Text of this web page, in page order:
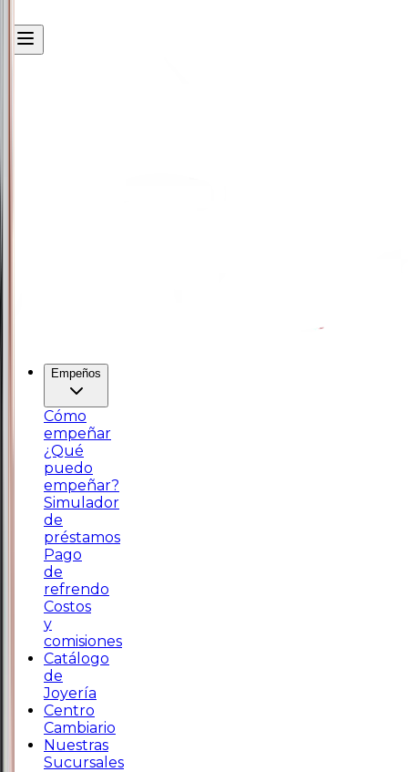
Empeños
Cómo
empeñar
¿Qué
puedo
empeñar?
Simulador
de
préstamos
Pago
de
refrendo
Costos
y
comisiones
Catálogo
de
Joyería
Centro
Cambiario
Nuestras
Sucursales